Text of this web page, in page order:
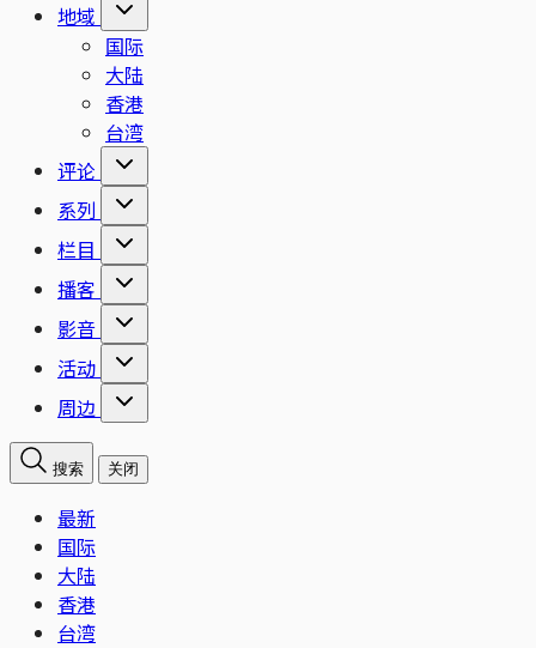
地域
国际
大陆
香港
台湾
评论
系列
栏目
播客
影音
活动
周边
搜索 关闭
最新
国际
大陆
香港
台湾